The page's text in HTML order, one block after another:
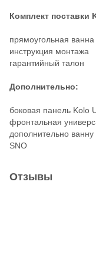
Комплект поставки
прямоугольная ванна
инструкция монтажа
гарантийный талон
Дополнительно:
боковая панель Kolo
фронтальная
дополнительно
SNO
Отзывы